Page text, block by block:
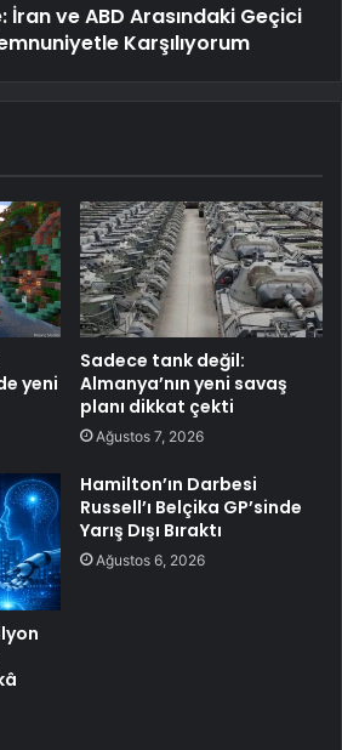
İran ve ABD Arasındaki Geçici
Karşılıyorum
yeni
Sadece tank değil:
Almanya’nın yeni savaş
planı dikkat çekti
Ağustos 7, 2026
Hamilton’ın Darbesi
Russell’ı Belçika GP’sinde
Yarış Dışı Bıraktı
Ağustos 6, 2026